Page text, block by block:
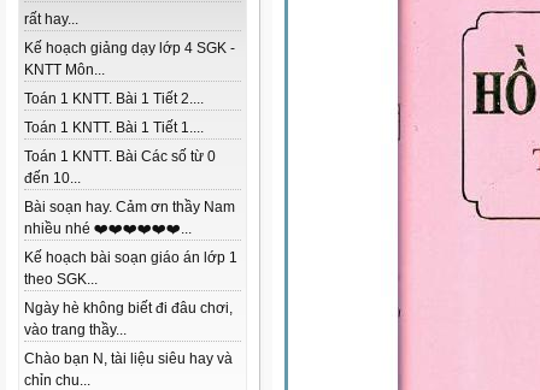
rất hay...
Kế hoạch giảng dạy lớp 4 SGK -
KNTT Môn...
Toán 1 KNTT. Bài 1 Tiết 2....
Toán 1 KNTT. Bài 1 Tiết 1....
Toán 1 KNTT. Bài Các số từ 0
đến 10...
Bài soạn hay. Cảm ơn thầy Nam
nhiều nhé ❤️❤️❤️❤️❤️❤️...
Kế hoạch bài soạn giáo án lớp 1
theo SGK...
Ngày hè không biết đi đâu chơi,
vào trang thầy...
Chào bạn N, tài liệu siêu hay và
chỉn chu...